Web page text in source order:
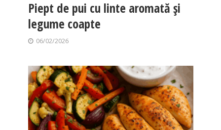
Piept de pui cu linte aromată și
legume coapte
06/02/2026